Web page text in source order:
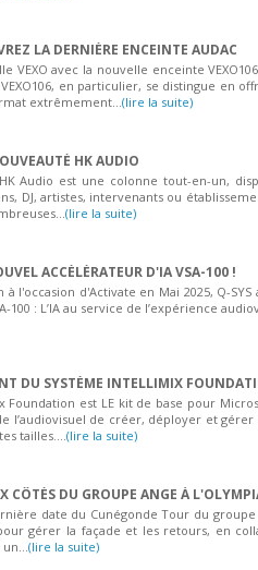
LA DERNIÈRE ENCEINTE AUDAC
VEXO avec la nouvelle enceinte
VEXO106, en particulier, se distingue en
extrêmement... (lire la suite)
HK AUDIO
HK Audio est une colonne tout-en-un,
DJ, artistes, intervenants ou
(lire la suite)
ACCÉLÉRATEUR D'IA VSA-100 !
à l'occasion d'Activate en Mai 2025, Q-
: L’IA au service de l’expérience
DU SYSTÈME INTELLIMIX
Foundation est LE kit de base pour
l’audiovisuel de créer, déployer et
tailles.... (lire la suite)
CÔTÉS DU GROUPE ANGE À
date du Cunégonde Tour du
gérer la façade et les retours, en
(lire la suite)